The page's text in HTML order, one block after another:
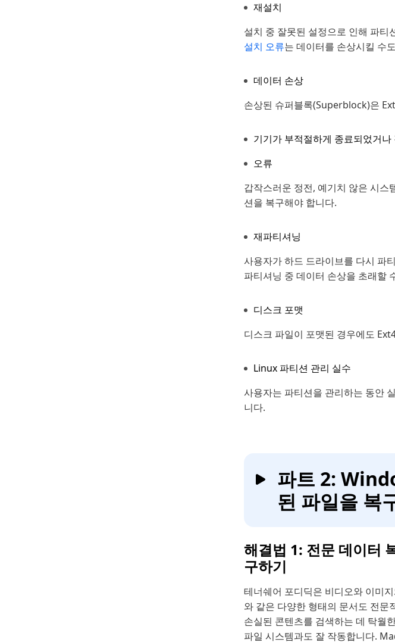
재설치
설치 중 잘못된 설정으로 인해 파티
설치 오류는 데이터를 손상시킬 수
데이터 손상
손상된 슈퍼블록(Superblock)은
기기가 부적절하게 종료되었거
오류
갑작스러운 정전, 예기치 않은 시스
션을 복구해야 합니다.
재파티셔닝
사용자가 하드 드라이브를 다시 파
파티셔닝 중 데이터 손상을 초래할
디스크 포맷
디스크 파일이 포맷된 경우에도
Linux 파티션 관리 실수
사용자는 파티션을 관리하는 동안
니다.
파트 2:
된 파일을 복
해결법 1: 전문 데이터
구하기
테너쉐어 포디딕은 비디오와 이미
와 같은 다양한 형태의 문서도 전문
손실된 콘텐츠를 검색하는 데 탁월
파일 시스템과도 잘 작동합니다.